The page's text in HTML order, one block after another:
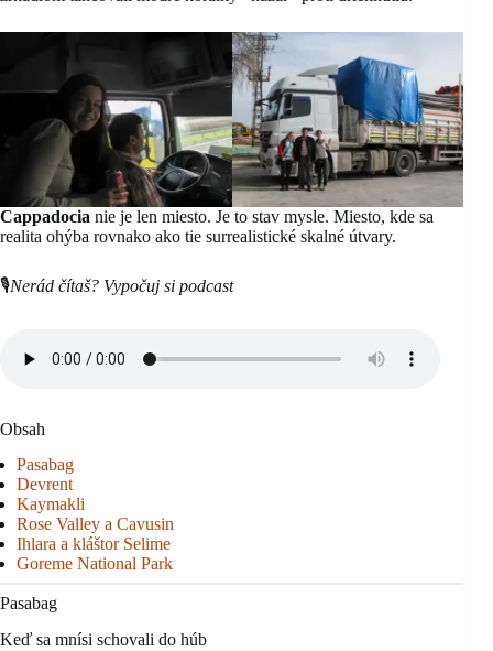
Cappadocia nie je len miesto. Je to stav mysle. Miesto, kde sa
realita ohýba rovnako ako tie surrealistické skalné útvary.
🎙️Nerád čítaš? Vypočuj si podcast
Obsah
Pasabag
Devrent
Kaymakli
Rose Valley a Cavusin
Ihlara a kláštor Selime
Goreme National Park
Pasabag
Keď sa mnísi schovali do húb